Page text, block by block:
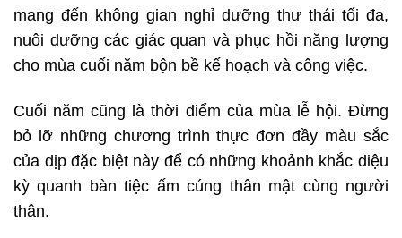
mang đến không gian nghỉ dưỡng thư thái tối đa,
nuôi dưỡng các giác quan và phục hồi năng lượng
cho mùa cuối năm bộn bề kế hoạch và công việc.
Cuối năm cũng là thời điểm của mùa lễ hội. Đừng
bỏ lỡ những chương trình thực đơn đầy màu sắc
của dịp đặc biệt này để có những khoảnh khắc diệu
kỳ quanh bàn tiệc ấm cúng thân mật cùng người
thân.